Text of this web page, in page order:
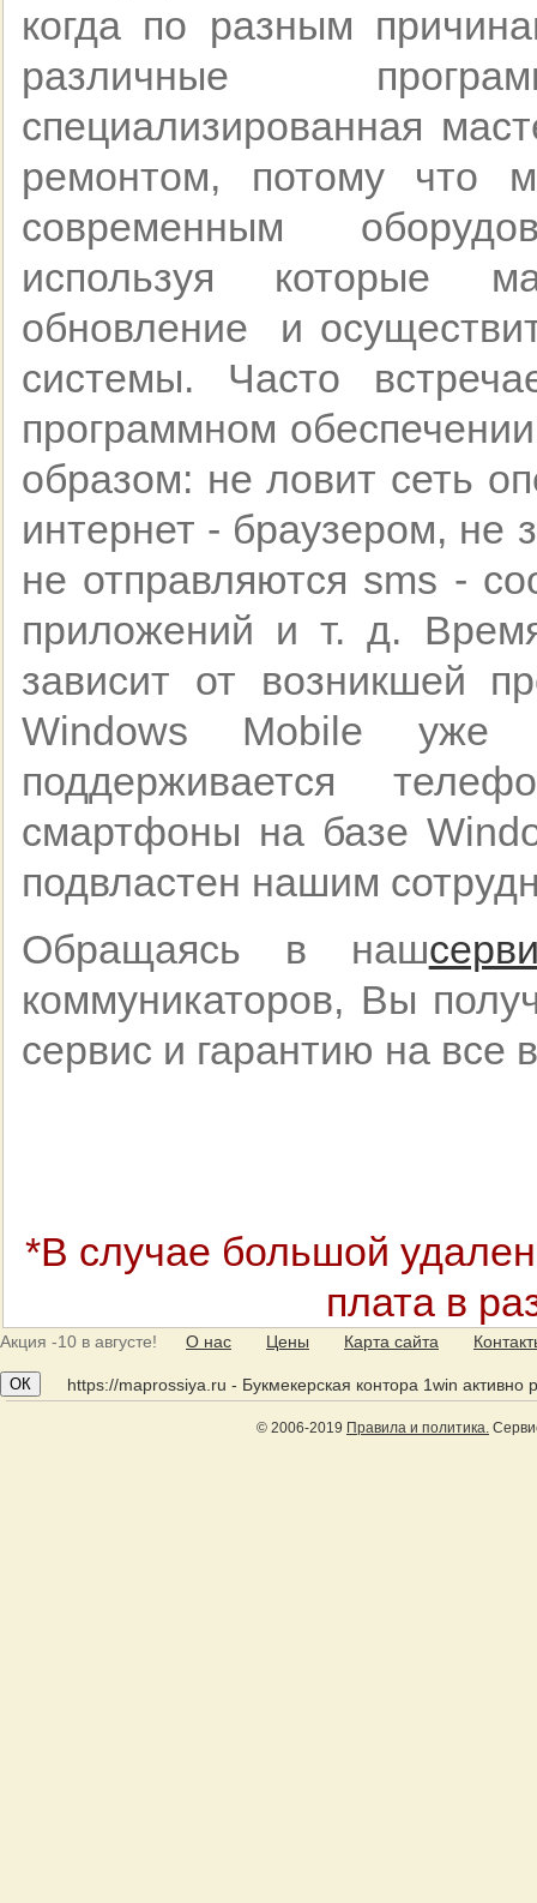
когда по разным
различные
специализированная
ремонтом, потому что
современным
используя которые
обновление и
системы. Часто
программном
образом: не ловит сеть
интернет - браузером, не
не отправляются sms -
приложений и т. д.
зависит от возникшей
Windows Mobile
поддерживается
смартфоны на базе
подвластен нашим
Обращаясь в наш
коммуникаторов, Вы
сервис и гарантию на все
*В случае большой
плата в
О нас Цены Карта сайта
https://maprossiya.ru - Букмекерская контора 1win активно
© 2006-2019 Правила и политика.
Акция -10 в августе!
ОК